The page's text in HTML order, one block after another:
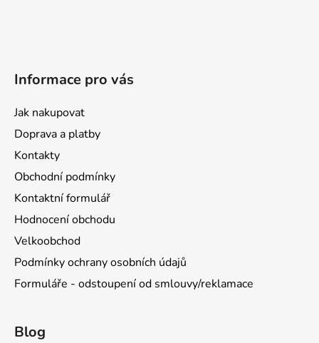
Informace pro vás
Jak nakupovat
Doprava a platby
Kontakty
Obchodní podmínky
Kontaktní formulář
Hodnocení obchodu
Velkoobchod
Podmínky ochrany osobních údajů
Formuláře - odstoupení od smlouvy/reklamace
Blog